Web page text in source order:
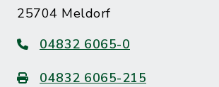
25704 Meldorf
04832 6065-0
04832 6065-215